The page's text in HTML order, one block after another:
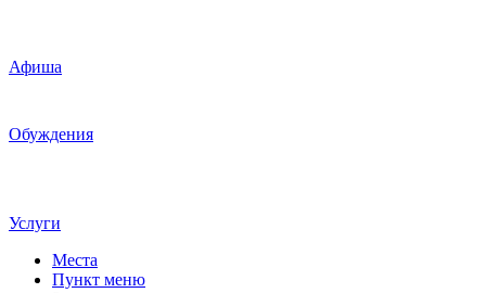
Афиша
Обуждения
Услуги
Места
Пункт меню